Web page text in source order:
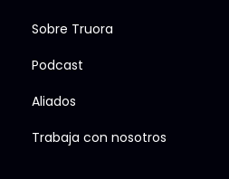
Sobre Truora
Podcast
Aliados
Trabaja con nosotros